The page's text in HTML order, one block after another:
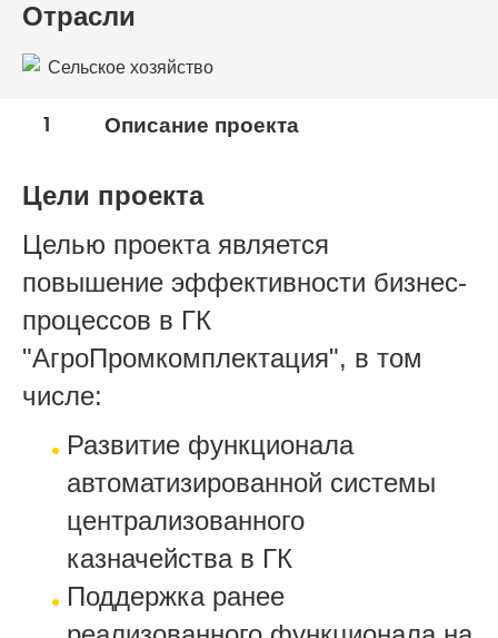
Отрасли
Сельское хозяйство
1 Описание проекта
Цели проекта
Целью проекта является
повышение эффективности бизнес-
процессов в ГК
"АгроПромкомплектация", в том
числе:
Развитие функционала
автоматизированной системы
централизованного
казначейства в ГК
Поддержка ранее